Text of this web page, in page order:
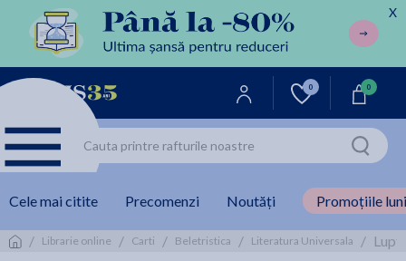
X
0 0
Cele mai citite Precomenzi Noutăți Promoțiile
/ Librarie online / Carti / Beletristica / Literatura Universala /